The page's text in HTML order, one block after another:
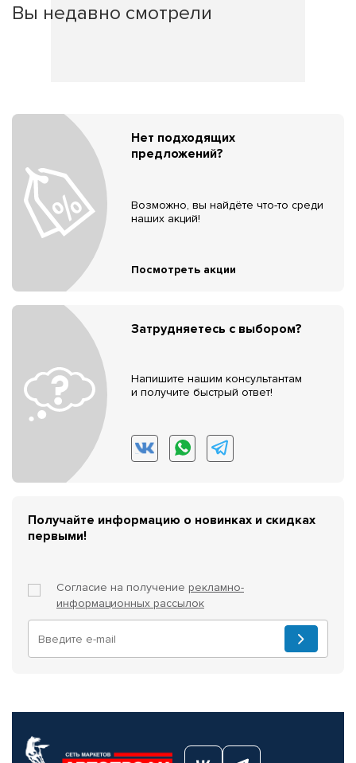
Вы недавно смотрели
Нет подходящих
предложений?
Возможно, вы найдёте что-то среди
наших акций!
Посмотреть акции
Затрудняетесь с выбором?
Напишите нашим консультантам
и получите быстрый ответ!
Получайте информацию о новинках и скидках
первыми!
Согласие на получение рекламно-
информационных рассылок